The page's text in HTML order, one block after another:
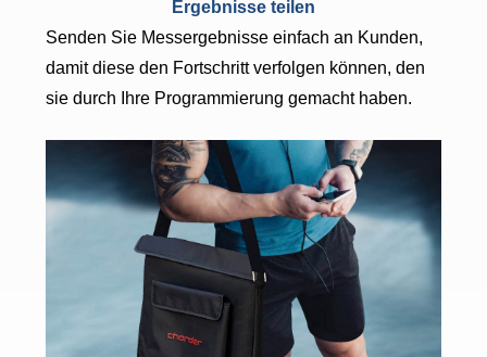
Ergebnisse teilen
Senden Sie Messergebnisse einfach an Kunden,
damit diese den Fortschritt verfolgen können, den
sie durch Ihre Programmierung gemacht haben.